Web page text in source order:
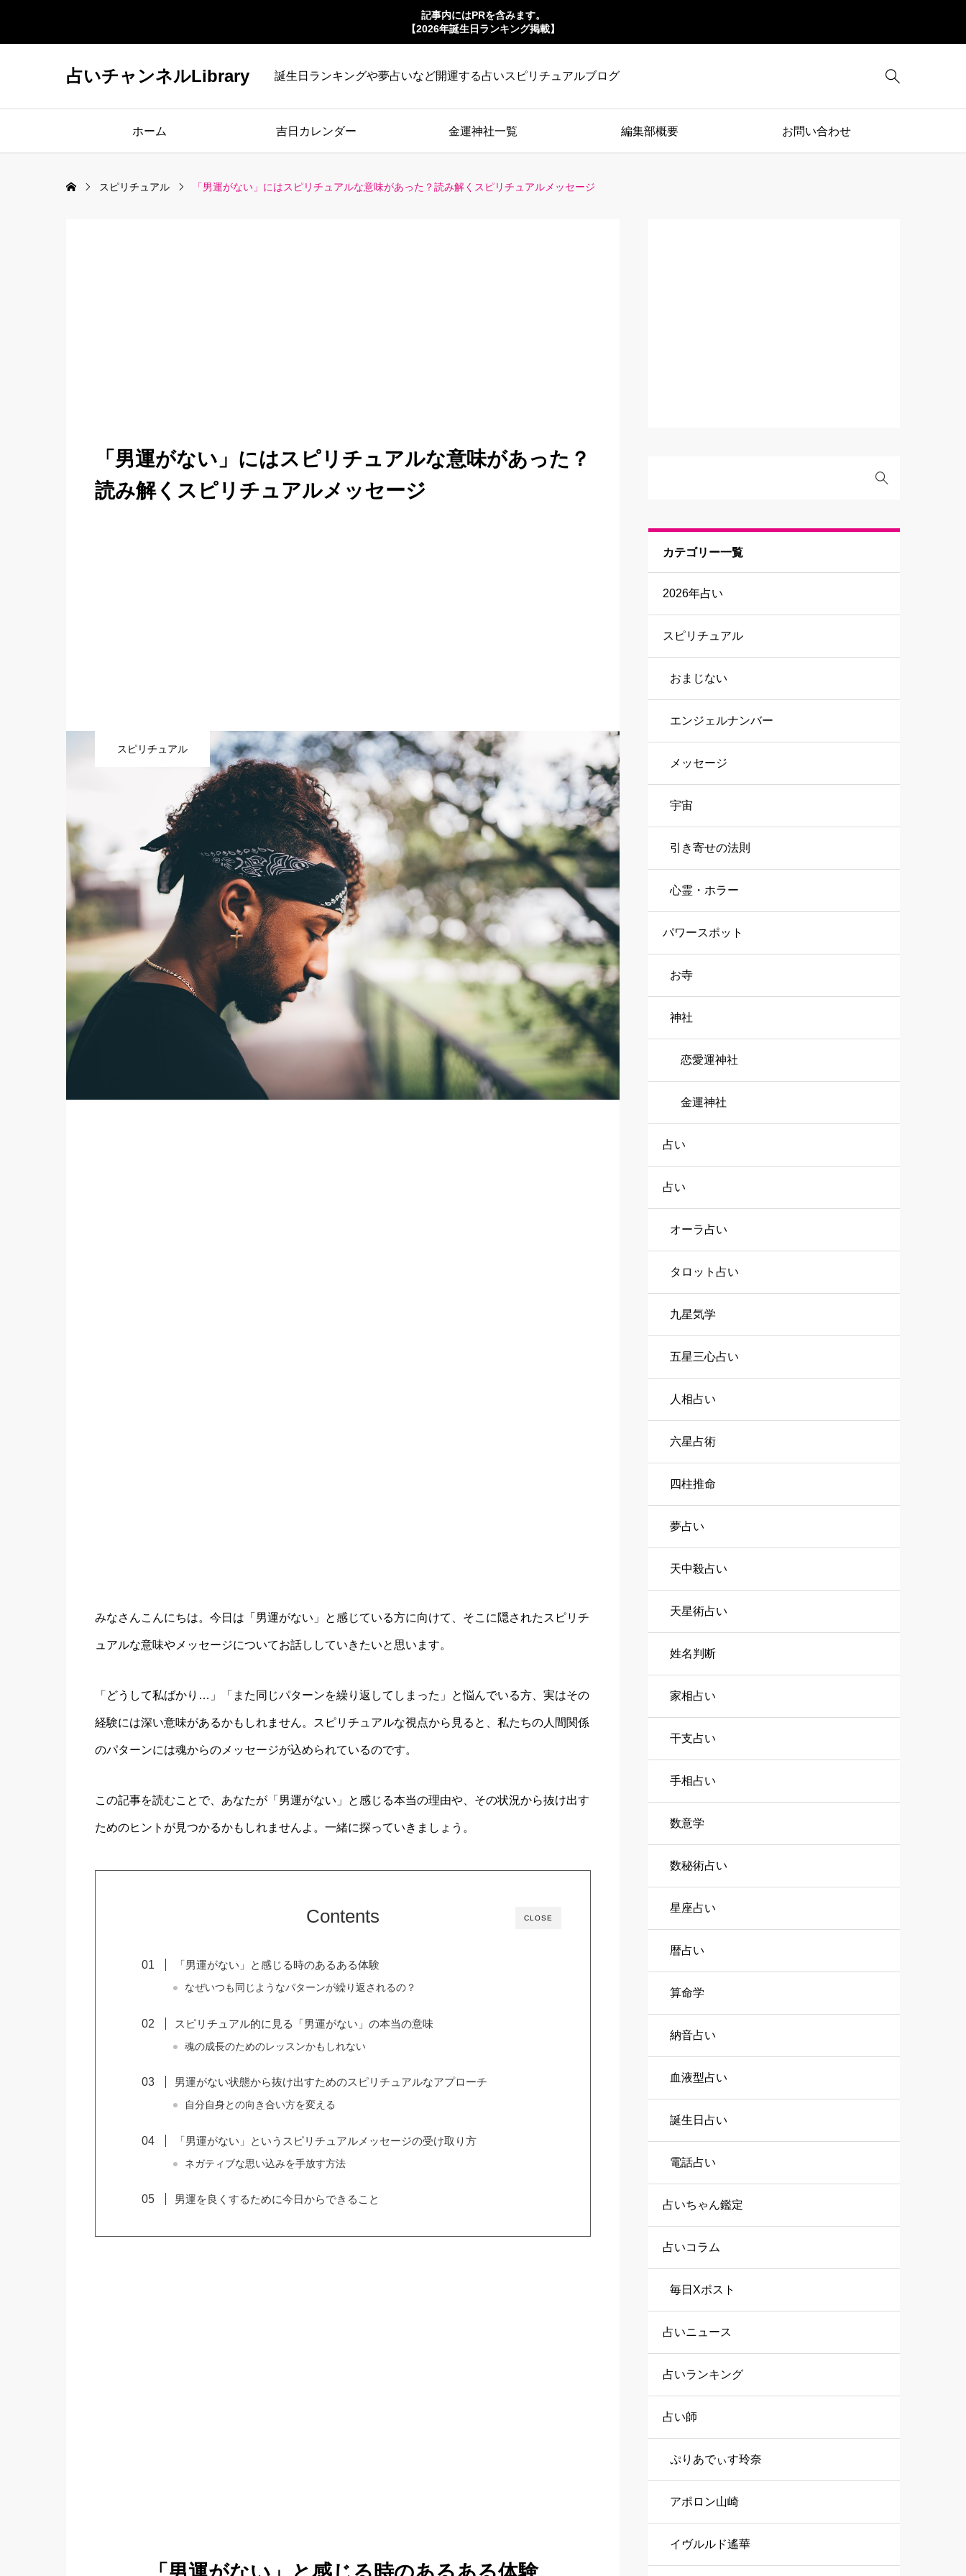
記事内にはPRを含みます。
【2026年誕生日ランキング掲載】
占いチャンネルLibrary 誕生日ランキングや夢占いなど開運する占いスピリチュアルブログ 
ホーム 吉日カレンダー 金運神社一覧 編集部概要 お問い合わせ
スピリチュアル 「男運がない」にはスピリチュアルな意味があった？読み解くスピリチュアルメッセージ
「男運がない」にはスピリチュアルな意味があった？
読み解くスピリチュアルメッセージ
スピリチュアル
みなさんこんにちは。今日は「男運がない」と感じている方に向けて、そこに隠されたスピリチ
ュアルな意味やメッセージについてお話ししていきたいと思います。
「どうして私ばかり…」「また同じパターンを繰り返してしまった」と悩んでいる方、実はその
経験には深い意味があるかもしれません。スピリチュアルな視点から見ると、私たちの人間関係
のパターンには魂からのメッセージが込められているのです。
この記事を読むことで、あなたが「男運がない」と感じる本当の理由や、その状況から抜け出す
ためのヒントが見つかるかもしれませんよ。一緒に探っていきましょう。
CLOSE
Contents
「男運がない」と感じる時のあるある体験
なぜいつも同じようなパターンが繰り返されるの？
スピリチュアル的に見る「男運がない」の本当の意味
魂の成長のためのレッスンかもしれない
男運がない状態から抜け出すためのスピリチュアルなアプローチ
自分自身との向き合い方を変える
「男運がない」というスピリチュアルメッセージの受け取り方
ネガティブな思い込みを手放す方法
男運を良くするために今日からできること
カテゴリー一覧
2026年占い
スピリチュアル
おまじない
エンジェルナンバー
メッセージ
宇宙
引き寄せの法則
心霊・ホラー
パワースポット
お寺
神社
恋愛運神社
金運神社
占い
占い
オーラ占い
タロット占い
九星気学
五星三心占い
人相占い
六星占術
四柱推命
夢占い
天中殺占い
天星術占い
姓名判断
家相占い
干支占い
手相占い
数意学
数秘術占い
星座占い
暦占い
算命学
納音占い
血液型占い
誕生日占い
電話占い
占いちゃん鑑定
占いコラム
毎日Xポスト
占いニュース
占いランキング
占い師
ぷりあでぃす玲奈
アポロン山崎
イヴルルド遙華